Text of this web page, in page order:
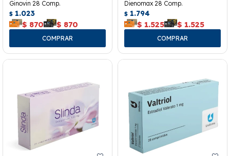
Ginovin 28 Comp.
$ 1.023
$ 870 $ 870
Dienomax 28 Comp.
$ 1.794
$ 1.525 $ 1.525